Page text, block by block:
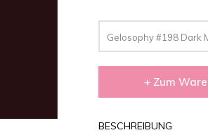
Gelosophy #198 Dark
+ Zum
BESCHREIBUNG